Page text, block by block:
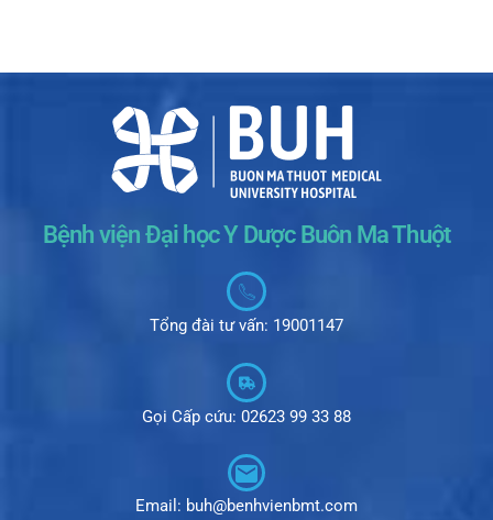
Bệnh viện Đại học Y Dược Buôn Ma Thuột
Tổng đài tư vấn: 19001147
Gọi Cấp cứu: 02623 99 33 88
Email: buh@benhvienbmt.com